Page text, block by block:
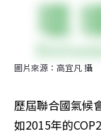
圖片來源：高宜凡 攝
歷屆聯合國氣候
如2015年的